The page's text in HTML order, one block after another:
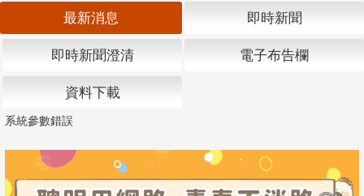
最新消息 即時新聞
即時新聞澄清 電子布告欄
資料下載
系統參數錯誤